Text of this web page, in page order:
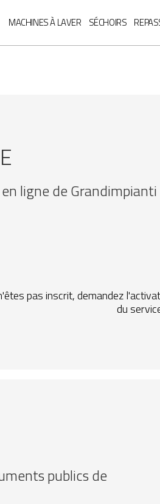
MACHINES À LAVER SÉCHOIRS
ligne de Grandimpianti
pas inscrit, demandez
du
publics de